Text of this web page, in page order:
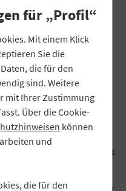
Baufinanzierungen
2018
steigern.
arbeiten über
bietet mit über
regionale B2B-
Markt. Die Vermittler
zur Bank, die
für „Profil“
Mit einem Klick
Sie die
die für den
sind. Weitere
mit Ihrer Zustimmung
Über die Cookie-
können
und
die für den